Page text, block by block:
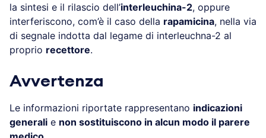
la sintesi e il rilascio dell’interleuchina-2, oppure
interferiscono, com’è il caso della rapamicina, nella via
di segnale indotta dal legame di interleuchna-2 al
proprio recettore.
Avvertenza
Le informazioni riportate rappresentano indicazioni
generali e non sostituiscono in alcun modo il parere